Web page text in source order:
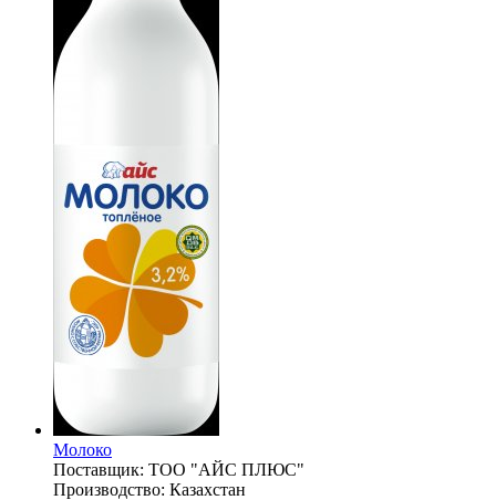
Молоко
Поставщик: ТОО "АЙС ПЛЮС"
Производство: Казахстан